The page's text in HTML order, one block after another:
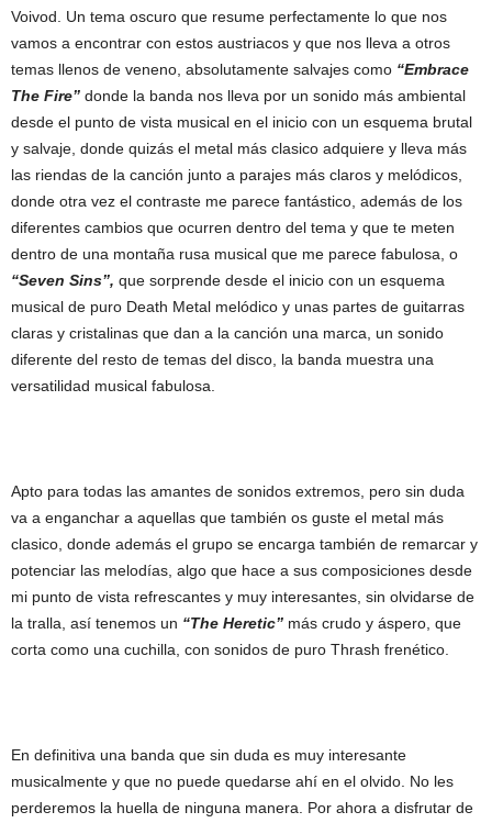
Voivod. Un tema oscuro que resume perfectamente lo que nos
vamos a encontrar con estos austriacos y que nos lleva a otros
temas llenos de veneno, absolutamente salvajes como “Embrace
The Fire” donde la banda nos lleva por un sonido más ambiental
desde el punto de vista musical en el inicio con un esquema brutal
y salvaje, donde quizás el metal más clasico adquiere y lleva más
las riendas de la canción junto a parajes más claros y melódicos,
donde otra vez el contraste me parece fantástico, además de los
diferentes cambios que ocurren dentro del tema y que te meten
dentro de una montaña rusa musical que me parece fabulosa, o
“Seven Sins”, que sorprende desde el inicio con un esquema
musical de puro Death Metal melódico y unas partes de guitarras
claras y cristalinas que dan a la canción una marca, un sonido
diferente del resto de temas del disco, la banda muestra una
versatilidad musical fabulosa.
Apto para todas las amantes de sonidos extremos, pero sin duda
va a enganchar a aquellas que también os guste el metal más
clasico, donde además el grupo se encarga también de remarcar y
potenciar las melodías, algo que hace a sus composiciones desde
mi punto de vista refrescantes y muy interesantes, sin olvidarse de
la tralla, así tenemos un “The Heretic” más crudo y áspero, que
corta como una cuchilla, con sonidos de puro Thrash frenético.
En definitiva una banda que sin duda es muy interesante
musicalmente y que no puede quedarse ahí en el olvido. No les
perderemos la huella de ninguna manera. Por ahora a disfrutar de